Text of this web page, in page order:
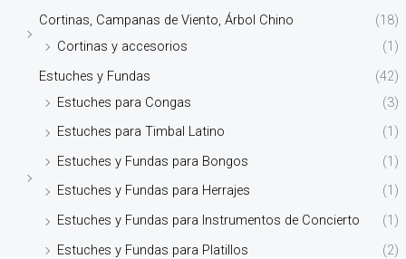
Cortinas, Campanas de Viento, Árbol Chino
(18)
Cortinas y accesorios
(1)
Estuches y Fundas
(42)
Estuches para Congas
(3)
Estuches para Timbal Latino
(1)
Estuches y Fundas para Bongos
(1)
Estuches y Fundas para Herrajes
(1)
Estuches y Fundas para Instrumentos de Concierto
(1)
Estuches y Fundas para Platillos
(2)